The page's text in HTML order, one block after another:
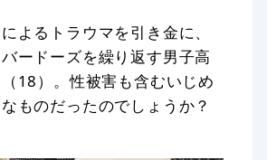
よるトラウマを引き金に、
ードーズを繰り返す男子高
18）。性被害も含むいじめ
ものだったのでしょうか？